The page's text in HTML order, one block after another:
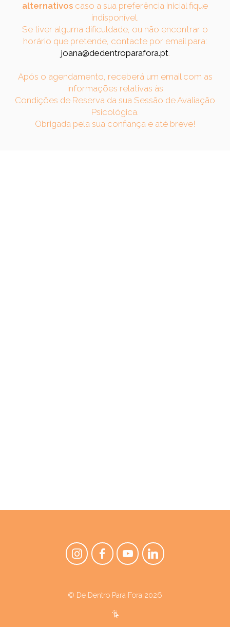
alternativos caso a sua preferência inicial fique
indisponível.
Se tiver alguma dificuldade, ou não encontrar o
horário que pretende, contacte por email para:
joana@dedentroparafora.pt.
Após o agendamento, receberá um email com as
informações relativas às
Condições de Reserva da sua Sessão de Avaliação
Psicológica.
Obrigada pela sua confiança e até breve!
© De Dentro Para Fora 2026